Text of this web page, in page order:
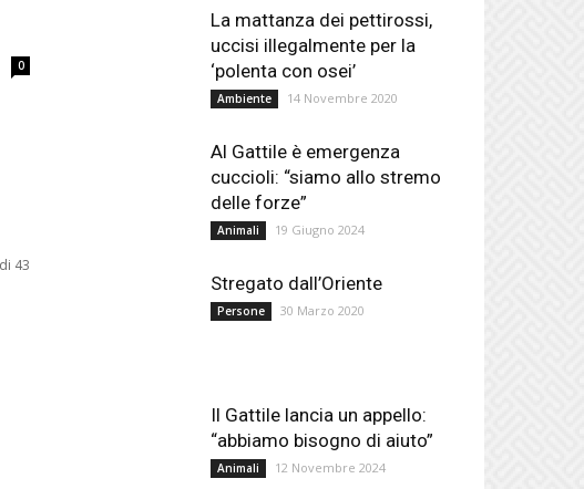
0
43
La mattanza dei pettirossi,
uccisi illegalmente per la
‘polenta con osei’
Ambiente 14 Novembre 2020
Al Gattile è emergenza
cuccioli: “siamo allo stremo
delle forze”
Animali 19 Giugno 2024
Stregato dall’Oriente
Persone 30 Marzo 2020
Il Gattile lancia un appello:
“abbiamo bisogno di aiuto”
Animali 12 Novembre 2024